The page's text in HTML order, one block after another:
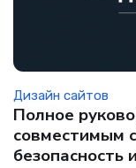
Дизайн сайтов
Полное
совместимым
безопасность